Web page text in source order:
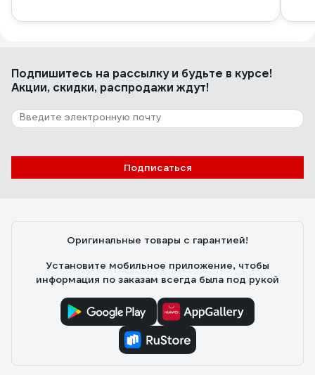
Подпишитесь на рассылкуи будьте в курсе!
Акции, скидки, распродажи ждут!
Подписаться
Оригинальные товары с гарантией!
Установите мобильное приложение, чтобы
информация по заказам всегда была под рукой